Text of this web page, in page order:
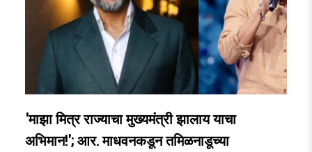
'माझा मित्र राज्याचा मुख्यमंत्री झालाय याचा
अभिमान!'; आर. माधवनकडून तमिळनाडूच्या